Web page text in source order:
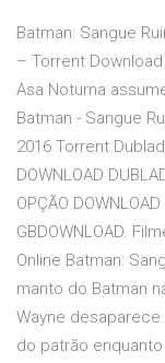
Batman: Sangue
– Torrent
Asa Noturna
Batman - Sangue
2016 Torrent
DOWNLOAD
OPÇÃO
GBDOWNLOAD.
Online Batman:
manto do Batman
Wayne
do patrão